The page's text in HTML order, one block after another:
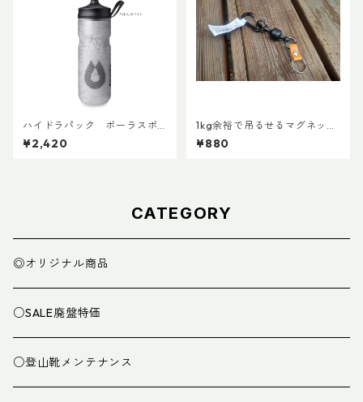
ハイドラパック ポーラスポ
ーツ 600ml
¥2,420
1kg余裕で吊るせるマグネット
キーホルダー
¥880
CATEGORY
◎オリジナル商品
○SALE廃盤特価
○登山靴メンテナンス